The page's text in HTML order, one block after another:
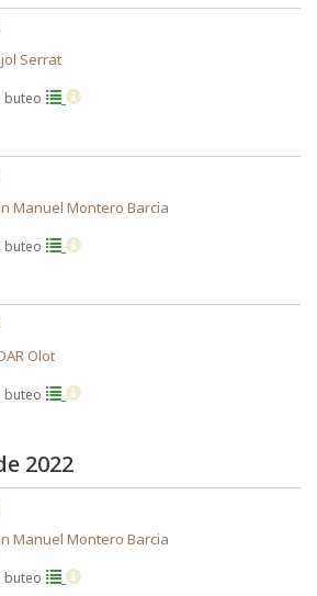
Serrat
buteo
Manuel Montero Barcia
buteo
Olot
buteo
2022
Manuel Montero Barcia
buteo